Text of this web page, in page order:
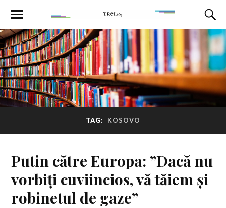
TAG: KOSOVO
Putin către Europa: ”Dacă nu
vorbiți cuviincios, vă tăiem și
robinetul de gaze”